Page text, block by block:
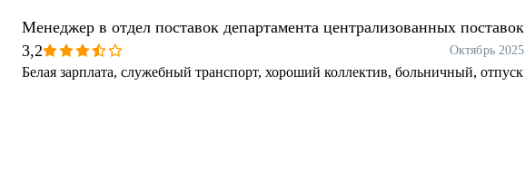
Менеджер в отдел поставок департамента централизованных поставок
3,2
Октябрь 2025
Белая зарплата, служебный транспорт, хороший коллектив, больничный, отпуск